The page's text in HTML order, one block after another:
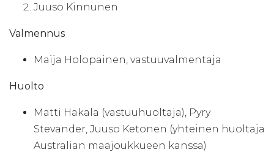
Juuso Kinnunen
Valmennus
Maija Holopainen, vastuuvalmentaja
Huolto
Matti Hakala (vastuuhuoltaja), Pyry
Stevander, Juuso Ketonen (yhteinen huoltaja
Australian maajoukkueen kanssa)